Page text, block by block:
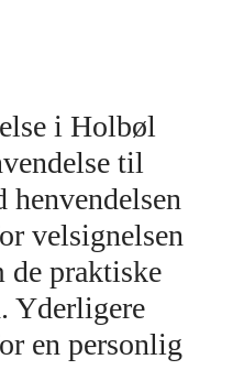
i Holbøl
til
henvendelsen
velsignelsen
de praktiske
Yderligere
en personlig